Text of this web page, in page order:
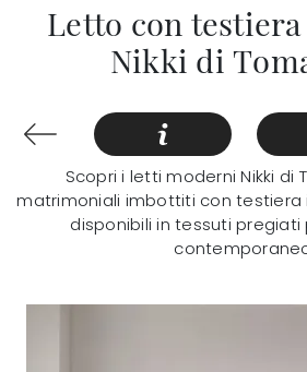
Letto con
Nikki di
Scopri i letti moderni Nikki di
matrimoniali imbottiti con testiera
disponibili in tessuti pregiati